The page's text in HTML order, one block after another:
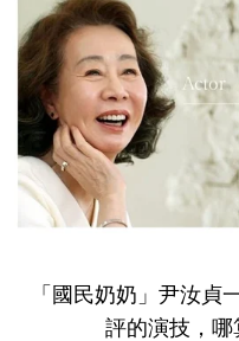
「國民奶奶」尹汝貞
評的演技，哪